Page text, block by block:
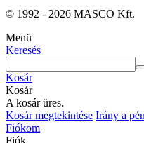
© 1992 - 2026 MASCO Kft.
Menü
Keresés
Kosár
Kosár
A kosár üres.
Kosár megtekintése Irány a
Fiókom
Fiók